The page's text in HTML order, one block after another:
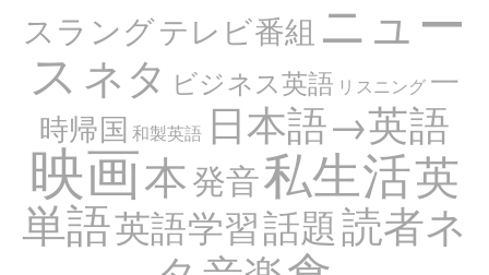
スラングテレビ番組 ニュー
ス ネタ ビジネス英語 リスニング 一
時帰国 和製英語 日本語→英語
映画本発音私生活英
単語英語学習話題読者ネ